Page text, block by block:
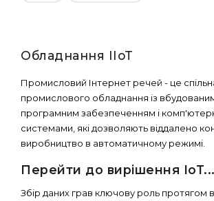
Обладнання IIoT
Промисловий Інтернет речей - це
промислового обладнання із
програмним забезпеченням і
системами, які дозволяють віддалено
виробництво в автоматичному режимі.
Перейти до вирішення IoT...
Збір даних грав ключову роль протягом